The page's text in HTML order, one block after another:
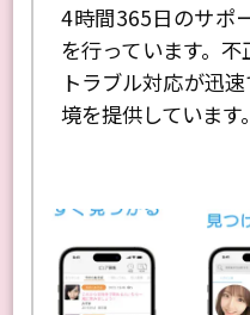
4時間365日のサポ
を行っています。
トラブル対応が迅
境を提供しています。